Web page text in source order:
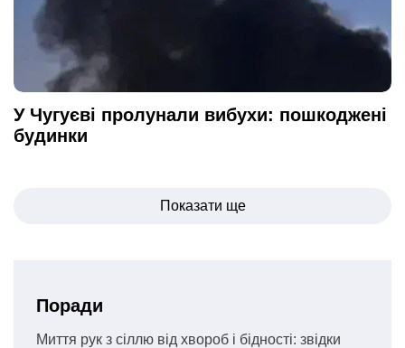
У Чугуєві пролунали вибухи: пошкоджені
будинки
Показати ще
Поради
Миття рук з сіллю від хвороб і бідності: звідки